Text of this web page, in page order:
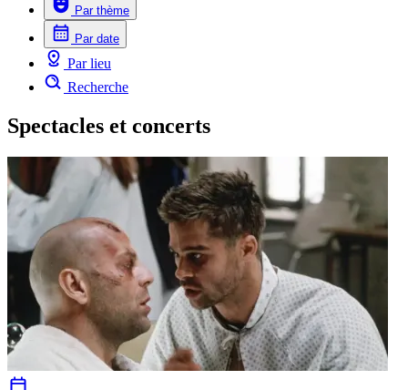
Par thème
Par date
Par lieu
Recherche
Spectacles et concerts